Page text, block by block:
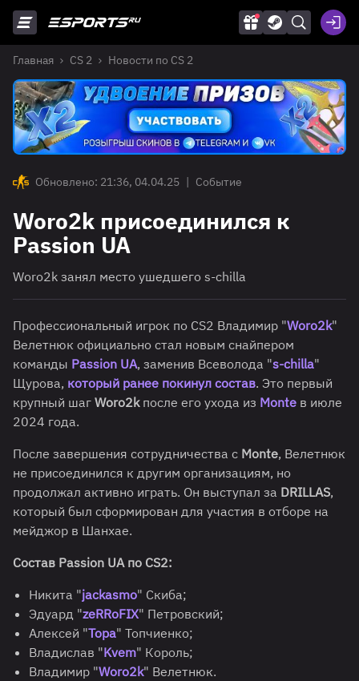
Главная CS 2 Новости по CS 2
Обновлено: 21:36, 04.04.25 | Событие
Woro2k присоединился к
Passion UA
Woro2k занял место ушедшего s-chilla
Профессиональный игрок по CS2 Владимир "Woro2k"
Велетнюк официально стал новым снайпером
команды Passion UA, заменив Всеволода "s-chilla"
Щурова, который ранее покинул состав. Это первый
крупный шаг Woro2kпосле его ухода из Monte в июле
2024 года.
После завершения сотрудничества с Monte, Велетнюк
не присоединился к другим организациям, но
продолжал активно играть. Он выступал за DRILLAS,
который был сформирован для участия в отборе на
мейджор в Шанхае.
Состав Passion UA по CS2:
Никита "jackasmo" Скиба;
Эдуард "zeRRoFIX" Петровский;
Алексей "Topa" Топчиенко;
Владислав "Kvem" Король;
Владимир "Woro2k" Велетнюк.